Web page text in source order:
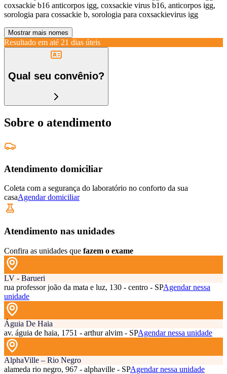
coxsackie b16 anticorpos igg, coxsackie virus b16, anticorpos igg,
sorologia para cossackie b, sorologia para coxsackievirus igg
Mostrar mais nomes
Resultado em até 21 dias úteis
Qual seu convênio?
Sobre o atendimento
Atendimento domiciliar
Coleta com a segurança do laboratório no conforto da sua
casaAgendar domiciliar
Atendimento nas unidades
Confira as unidades que fazem o exame
LV - Barueri
rua professor joão da mata e luz, 130 - centro - SPAgendar nessa
unidade
Águia De Haia
av. águia de haia, 1751 - arthur alvim - SPAgendar nessa unidade
AlphaVille – Rio Negro
alameda rio negro, 967 - alphaville - SPAgendar nessa unidade